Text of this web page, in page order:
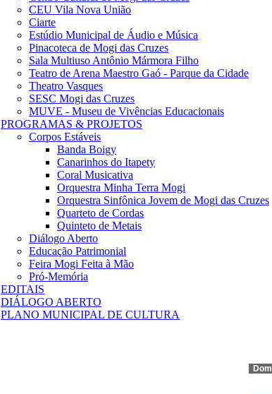
CEU Vila Nova União
Ciarte
Estúdio Municipal de Áudio e Música
Pinacoteca de Mogi das Cruzes
Sala Multiuso Antônio Mármora Filho
Teatro de Arena Maestro Gaó - Parque da Cidade
Theatro Vasques
SESC Mogi das Cruzes
MUVE - Museu de Vivências Educacionais
PROGRAMAS & PROJETOS
Corpos Estáveis
Banda Boigy
Canarinhos do Itapety
Coral Musicativa
Orquestra Minha Terra Mogi
Orquestra Sinfônica Jovem de Mogi das Cruzes
Quarteto de Cordas
Quinteto de Metais
Diálogo Aberto
Educação Patrimonial
Feira Mogi Feita à Mão
Pró-Memória
EDITAIS
DIÁLOGO ABERTO
PLANO MUNICIPAL DE CULTURA
Dom